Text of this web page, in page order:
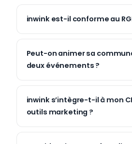
inwink est-il conforme au
Peut-on animer sa
deux événements ?
inwink s’intègre-t-il à mon
outils marketing ?